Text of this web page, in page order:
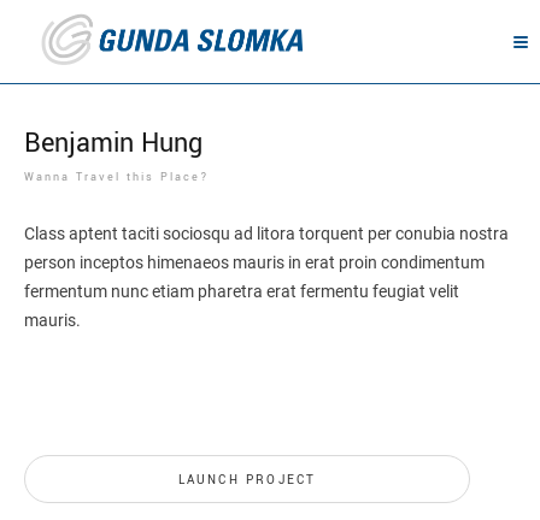
Benjamin Hung
Wanna Travel this Place?
Class aptent taciti sociosqu ad litora torquent per conubia nostra
person inceptos himenaeos mauris in erat proin condimentum
fermentum nunc etiam pharetra erat fermentu feugiat velit
mauris.
LAUNCH PROJECT